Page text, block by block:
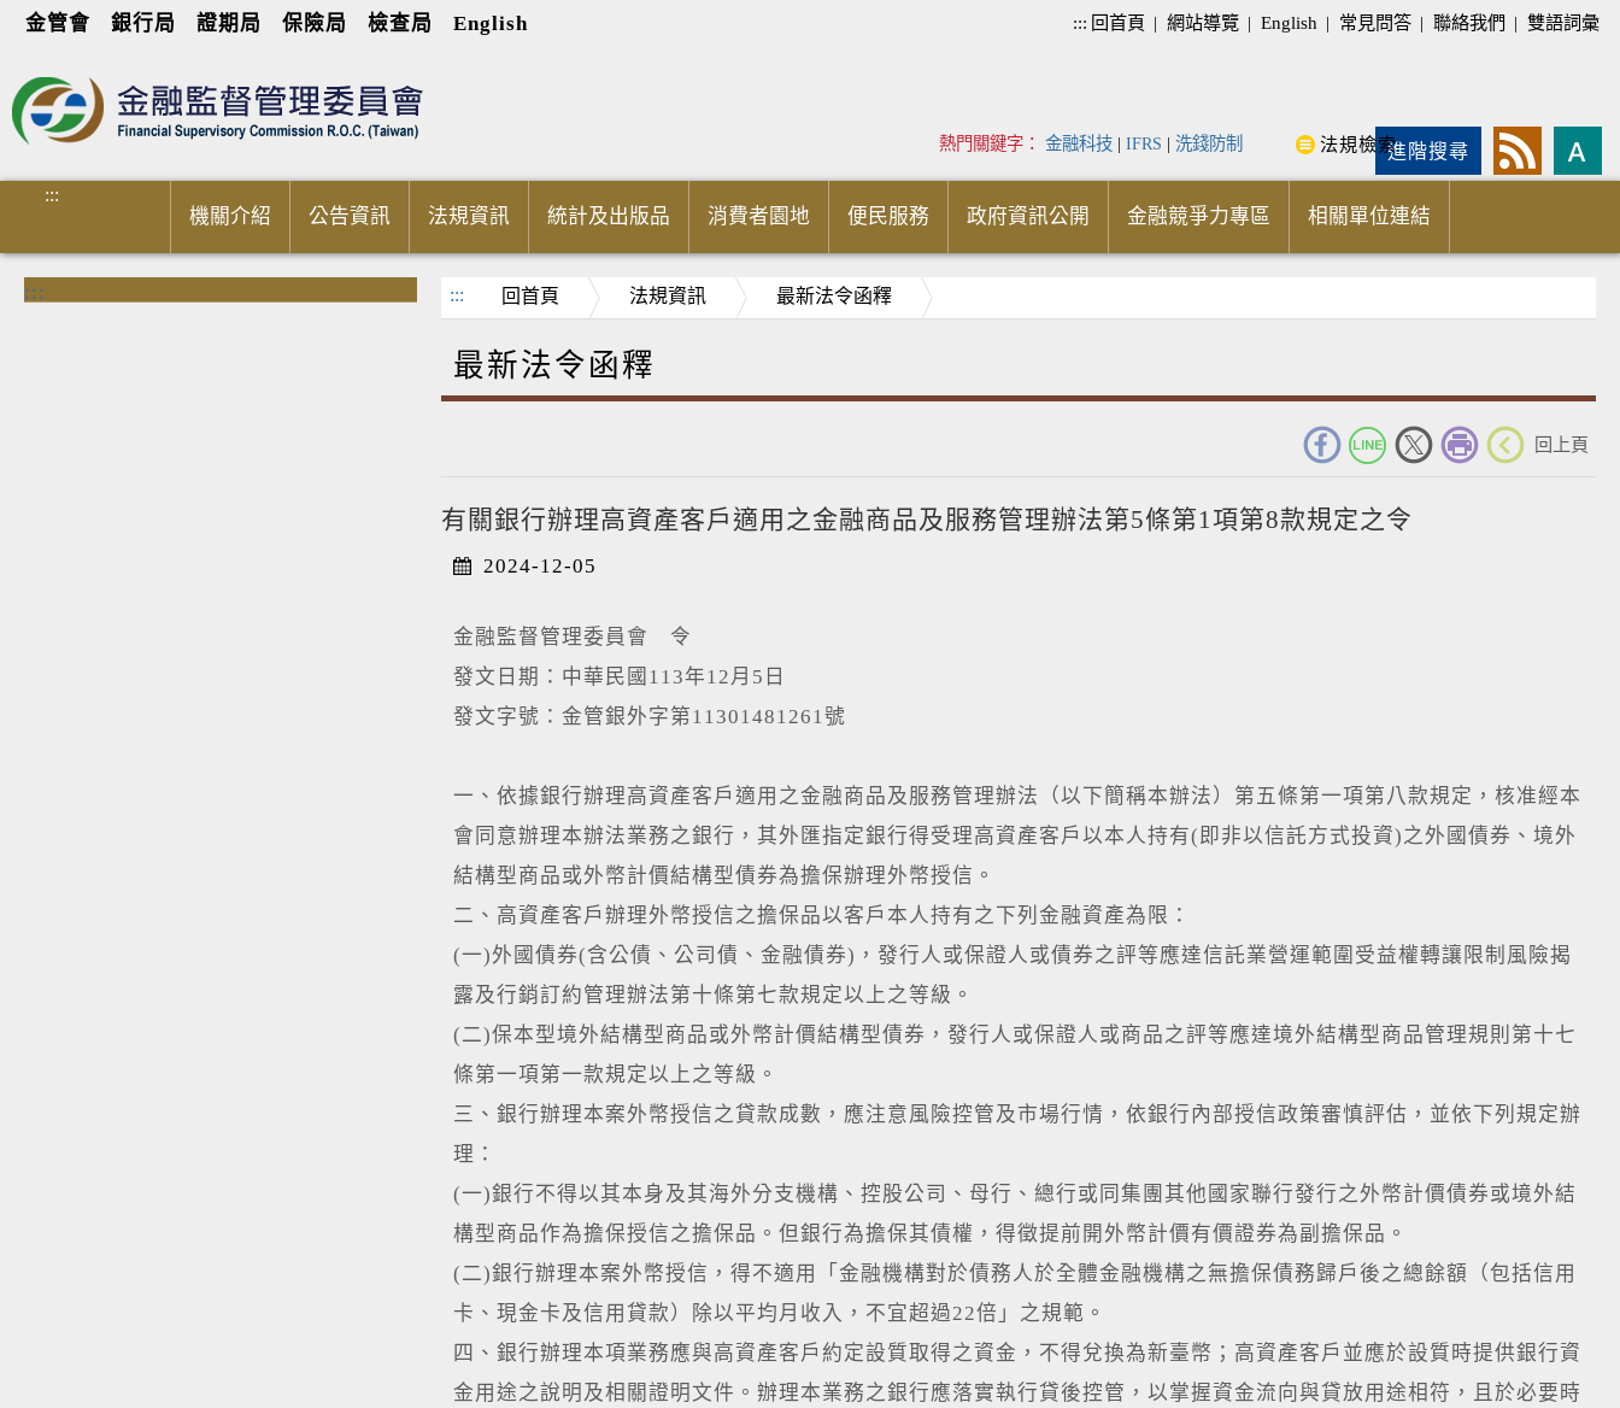
金管會 銀行局 證期局 保險局 檢查局 English ::: 回首頁 | 網站導覽 | English | 常見問答 | 聯絡我們 | 雙語詞彙
進階搜尋
熱門關鍵字： 金融科技 | IFRS | 洗錢防制 法規檢索
:::
機關介紹 公告資訊 法規資訊 統計及出版品 消費者園地 便民服務 政府資訊公開 金融競爭力專區 相關單位連結
::: ::: 回首頁 法規資訊 最新法令函釋
最新法令函釋
回上頁
有關銀行辦理高資產客戶適用之金融商品及服務管理辦法第5條第1項第8款規定之令
2024-12-05
金融監督管理委員會 令
發文日期：中華民國113年12月5日
發文字號：金管銀外字第11301481261號
一、依據銀行辦理高資產客戶適用之金融商品及服務管理辦法（以下簡稱本辦法）第五條第一項第八款規定，核准經本
會同意辦理本辦法業務之銀行，其外匯指定銀行得受理高資產客戶以本人持有(即非以信託方式投資)之外國債券、境外
結構型商品或外幣計價結構型債券為擔保辦理外幣授信。
二、高資產客戶辦理外幣授信之擔保品以客戶本人持有之下列金融資產為限：
(一)外國債券(含公債、公司債、金融債券)，發行人或保證人或債券之評等應達信託業營運範圍受益權轉讓限制風險揭
露及行銷訂約管理辦法第十條第七款規定以上之等級。
(二)保本型境外結構型商品或外幣計價結構型債券，發行人或保證人或商品之評等應達境外結構型商品管理規則第十七
條第一項第一款規定以上之等級。
三、銀行辦理本案外幣授信之貸款成數，應注意風險控管及市場行情，依銀行內部授信政策審慎評估，並依下列規定辦
理：
(一)銀行不得以其本身及其海外分支機構、控股公司、母行、總行或同集團其他國家聯行發行之外幣計價債券或境外結
構型商品作為擔保授信之擔保品。但銀行為擔保其債權，得徵提前開外幣計價有價證券為副擔保品。
(二)銀行辦理本案外幣授信，得不適用「金融機構對於債務人於全體金融機構之無擔保債務歸戶後之總餘額（包括信用
卡、現金卡及信用貸款）除以平均月收入，不宜超過22倍」之規範。
四、銀行辦理本項業務應與高資產客戶約定設質取得之資金，不得兌換為新臺幣；高資產客戶並應於設質時提供銀行資
金用途之說明及相關證明文件。辦理本業務之銀行應落實執行貸後控管，以掌握資金流向與貸放用途相符，且於必要時